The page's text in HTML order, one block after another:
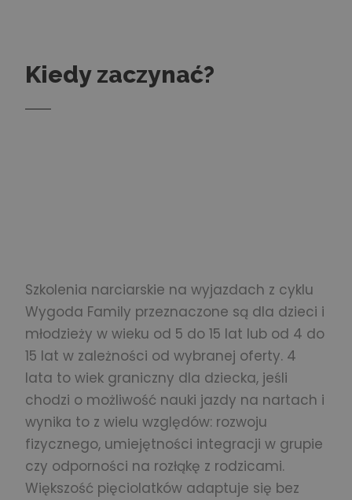
Kiedy zaczynać?
Szkolenia narciarskie na wyjazdach z cyklu
Wygoda Family przeznaczone są dla dzieci i
młodzieży w wieku od 5 do 15 lat lub od 4 do
15 lat w zależności od wybranej oferty. 4
lata to wiek graniczny dla dziecka, jeśli
chodzi o możliwość nauki jazdy na nartach i
wynika to z wielu względów: rozwoju
fizycznego, umiejętności integracji w grupie
czy odporności na rozłąkę z rodzicami.
Większość pięciolatków adaptuje się bez